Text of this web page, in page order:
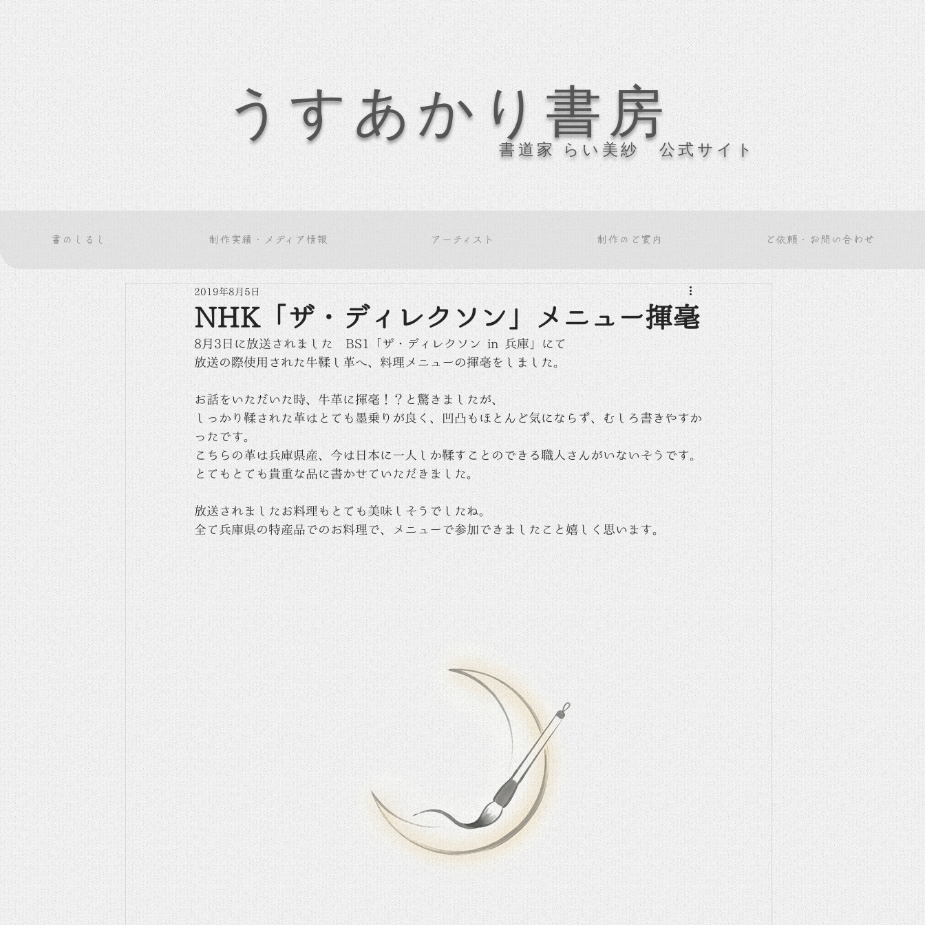
うすあかり書房
書道家 らい美紗 公式サイト
書のしるし 制作実績・メディア情報 アーティスト 制作のご案内 ご依頼・お問い合わせ
NHK「ザ・ディレクソン」メニュー揮毫
2019年8月5日
8月3日に放送されました　BS1「ザ・ディレクソン in 兵庫」にて
放送の際使用された牛鞣し革へ、料理メニューの揮毫をしました。
お話をいただいた時、牛革に揮毫！？と驚きましたが、
しっかり鞣された革はとても墨乗りが良く、凹凸もほとんど気にならず、むしろ書きやすか
ったです。
こちらの革は兵庫県産、今は日本に一人しか鞣すことのできる職人さんがいないそうです。
とてもとても貴重な品に書かせていただきました。
放送されましたお料理もとても美味しそうでしたね。
全て兵庫県の特産品でのお料理で、メニューで参加できましたこと嬉しく思います。